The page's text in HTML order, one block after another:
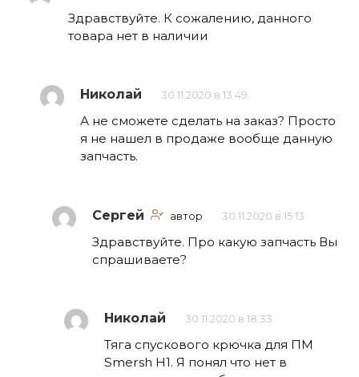
Здравствуйте. К сожалению, данного
товара нет в наличии
Николай 30.11.2020 в 13:49
А не сможете сделать на заказ? Просто
я не нашел в продаже вообще данную
запчасть.
Сергей автор 30.11.2020 в 15:13
Здравствуйте. Про какую запчасть Вы
спрашиваете?
Николай 30.11.2020 в 18:33
Тяга спускового крючка для ПМ
Smersh H1. Я понял что нет в